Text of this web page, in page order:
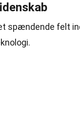
spændende felt